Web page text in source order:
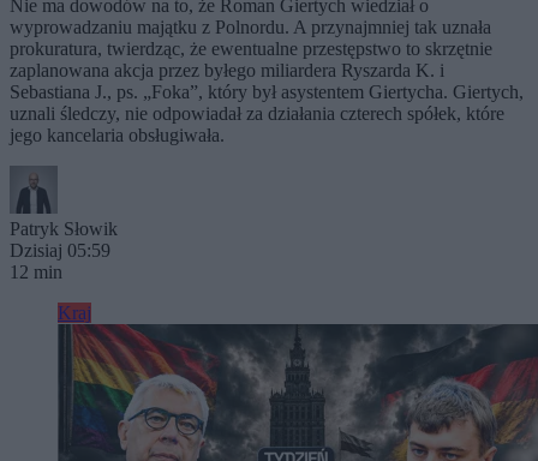
Nie ma dowodów na to, że Roman Giertych wiedział o
wyprowadzaniu majątku z Polnordu. A przynajmniej tak uznała
prokuratura, twierdząc, że ewentualne przestępstwo to skrzętnie
zaplanowana akcja przez byłego miliardera Ryszarda K. i
Sebastiana J., ps. „Foka”, który był asystentem Giertycha. Giertych,
uznali śledczy, nie odpowiadał za działania czterech spółek, które
jego kancelaria obsługiwała.
Patryk Słowik
Dzisiaj 05:59
12 min
Kraj